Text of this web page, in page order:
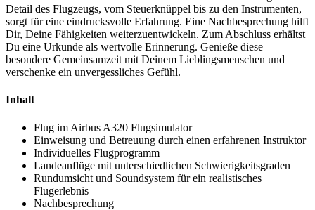
Detail des Flugzeugs, vom Steuerknüppel bis zu den Instrumenten,
sorgt für eine eindrucksvolle Erfahrung. Eine Nachbesprechung hilft
Dir, Deine Fähigkeiten weiterzuentwickeln. Zum Abschluss erhältst
Du eine Urkunde als wertvolle Erinnerung. Genieße diese
besondere Gemeinsamzeit mit Deinem Lieblingsmenschen und
verschenke ein unvergessliches Gefühl.
Inhalt
Flug im Airbus A320 Flugsimulator
Einweisung und Betreuung durch einen erfahrenen Instruktor
Individuelles Flugprogramm
Landeanflüge mit unterschiedlichen Schwierigkeitsgraden
Rundumsicht und Soundsystem für ein realistisches
Flugerlebnis
Nachbesprechung